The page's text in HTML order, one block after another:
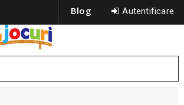
Autentificare
Blog